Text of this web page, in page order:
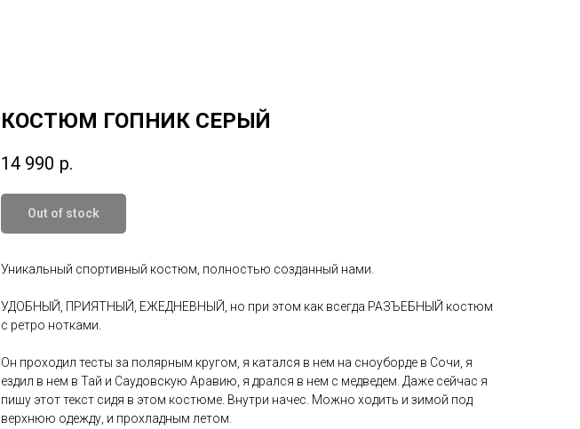
КОСТЮМ ГОПНИК СЕРЫЙ
14 990 р.
Out of stock
Уникальный спортивный костюм, полностью созданный нами.
УДОБНЫЙ, ПРИЯТНЫЙ, ЕЖЕДНЕВНЫЙ, но при этом как всегда РАЗЪЕБНЫЙ костюм
с ретро нотками.
Он проходил тесты за полярным кругом, я катался в нем на сноуборде в Сочи, я
ездил в нем в Тай и Саудовскую Аравию, я дрался в нем с медведем. Даже сейчас я
пишу этот текст сидя в этом костюме. Внутри начес. Можно ходить и зимой под
верхнюю одежду, и прохладным летом.